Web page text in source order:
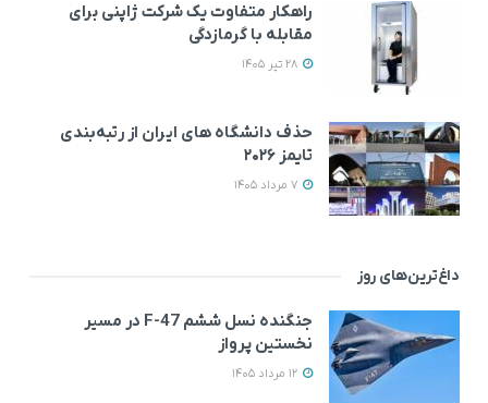
راهکار متفاوت یک شرکت ژاپنی برای
مقابله با گرمازدگی
حذف دانشگاه های ایران از رتبه‌بندی
تایمز ۲۰۲۶
داغ‌ترین‌های روز
جنگنده نسل ششم F-47 در مسیر
نخستین پرواز